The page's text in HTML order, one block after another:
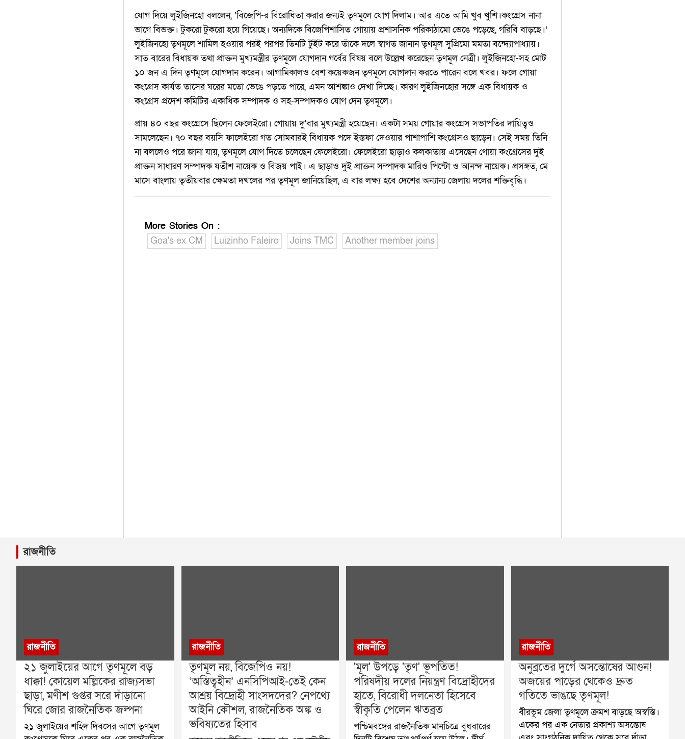
যোগ দিয়ে লুইজিনহো বললেন, ‘বিজেপি-র বিরোধিতা করার জন্যই তৃণমূলে যোগ দিলাম। আর এতে আমি খুব খুশি।কংগ্রেস নানা
ভাগে বিভক্ত। টুকরো টুকরো হয়ে গিয়েছে। অন্যদিকে বিজেপিশাসিত গোয়ায় প্রশাসনিক পরিকাঠামো ভেঙে পড়েছে, গরিবি বাড়ছে।’
লুইজিনহো তৃণমূলে শামিল হওয়ার পরই পরপর তিনটি টুইট করে তাঁকে দলে স্বাগত জানান তৃণমূল সুপ্রিমো মমতা বন্দ্যোপাধ্যায়।
সাত বারের বিধায়ক তথা প্রাক্তন মুখ্যমন্ত্রীর তৃণমূলে যোগদান গর্বের বিষয় বলে উল্লেখ করেছেন তৃণমূল নেত্রী। লুইজিনহো-সহ মোট
১০ জন এ দিন তৃণমূলে যোগদান করেন। আগামিকালও বেশ কয়েকজন তৃণমূলে যোগদান করতে পারেন বলে খবর। ফলে গোয়া
কংগ্রেস কার্যত তাসের ঘরের মতো ভেঙে পড়তে পারে, এমন আশঙ্কাও দেখা দিচ্ছে। কারণ লুইজিনহোর সঙ্গে এক বিধায়ক ও
কংগ্রেস প্রদেশ কমিটির একাধিক সম্পাদক ও সহ-সম্পাদকও যোগ দেন তৃণমূলে।
প্রায় ৪০ বছর কংগ্রেসে ছিলেন ফেলেইরো। গোয়ায় দু’বার মুখ্যমন্ত্রী হয়েছেন। একটা সময় গোয়ার কংগ্রেস সভাপতির দায়িত্বও
সামলেছেন। ৭০ বছর বয়সি ফালেইরো গত সোমবারই বিধায়ক পদে ইস্তফা দেওয়ার পাশাপাশি কংগ্রেসও ছাড়েন। সেই সময় তিনি
না বললেও পরে জানা যায়, তৃণমূলে যোগ দিতে চলেছেন ফেলেইরো। ফেলেইরো ছাড়াও কলকাতায় এসেছেন গোয়া কংগ্রেসের দুই
প্রাক্তন সাধারণ সম্পাদক যতীশ নায়েক ও বিজয় পাই। এ ছাড়াও দুই প্রাক্তন সম্পাদক মারিও পিন্টো ও আনন্দ নায়েক। প্রসঙ্গত, মে
মাসে বাংলায় তৃতীয়বার ক্ষেমতা দখলের পর তৃণমূল জানিয়েছিল, এ বার লক্ষ্য হবে দেশের অন্যান্য জেলায় দলের শক্তিবৃদ্ধি।
More Stories On :
Goa's ex CM
Luizinho Faleiro Joins TMC Another member joins
রাজনীতি
রাজনীতি
২১ জুলাইয়ের আগে তৃণমূলে বড়
ধাক্কা! কোয়েল মল্লিকের রাজ্যসভা
ছাড়া, মণীশ গুপ্তর সরে দাঁড়ানো
ঘিরে জোর রাজনৈতিক জল্পনা
২১ জুলাইয়ের শহিদ দিবসের আগে তৃণমূল
রাজনীতি
তৃণমূল নয়, বিজেপিও নয়!
‘অস্তিত্বহীন’ এনসিপিআই-তেই কেন
আশ্রয় বিদ্রোহী সাংসদদের? নেপথ্যে
আইনি কৌশল, রাজনৈতিক অঙ্ক ও
ভবিষ্যতের হিসাব
রাজনীতি
'মূল' উপড়ে 'তৃণ' ভূপতিত!
পরিষদীয় দলের নিয়ন্ত্রণ বিদ্রোহীদের
হাতে, বিরোধী দলনেতা হিসেবে
স্বীকৃতি পেলেন ঋতব্রত
পশ্চিমবঙ্গের রাজনৈতিক মানচিত্রে বুধবারের
রাজনীতি
অনুব্রতের দুর্গে অসন্তোষের আগুন!
অজয়ের পাড়ের থেকেও দ্রুত
গতিতে ভাঙছে তৃণমূল!
বীরভূম জেলা তৃণমূলে ক্রমশ বাড়ছে অস্বস্তি।
একের পর এক নেতার প্রকাশ্য অসন্তোষ